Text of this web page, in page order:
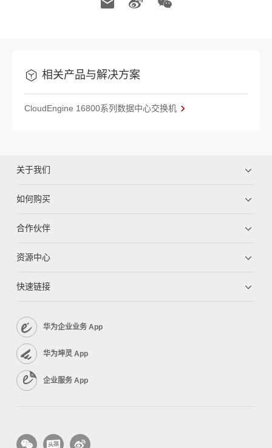
相关产品与解决方案
CloudEngine 16800系列数据中心交换机
关于我们
如何购买
合作伙伴
资源中心
快速链接
华为企业业务 App
华为坤灵 App
企业服务 App